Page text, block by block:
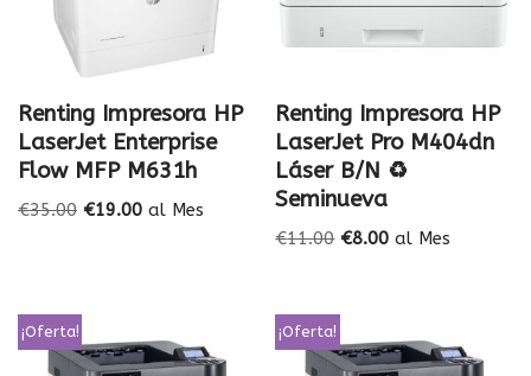
Renting Impresora HP
LaserJet Enterprise
Flow MFP M631h
€35.00 €19.00 al Mes
Renting Impresora HP
LaserJet Pro M404dn
Láser B/N ♻️
Seminueva
€11.00 €8.00 al Mes
¡Oferta! ¡Oferta!